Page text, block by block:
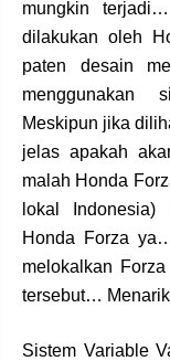
mungkin
dilakukan oleh
paten desain
menggunakan
Meskipun jika
jelas apakah
malah Honda
lokal
Honda Forza
melokalkan
tersebut…
Sistem Variable